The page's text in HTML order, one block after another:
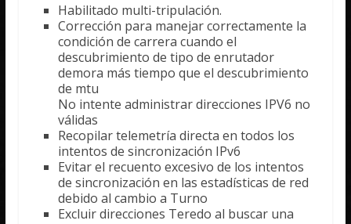
Habilitado multi-tripulación.
Corrección para manejar correctamente la
condición de carrera cuando el
descubrimiento de tipo de enrutador
demora más tiempo que el descubrimiento
de mtu
No intente administrar direcciones IPV6 no
válidas
Recopilar telemetría directa en todos los
intentos de sincronización IPv6
Evitar el recuento excesivo de los intentos
de sincronización en las estadísticas de red
debido al cambio a Turno
Excluir direcciones Teredo al buscar una